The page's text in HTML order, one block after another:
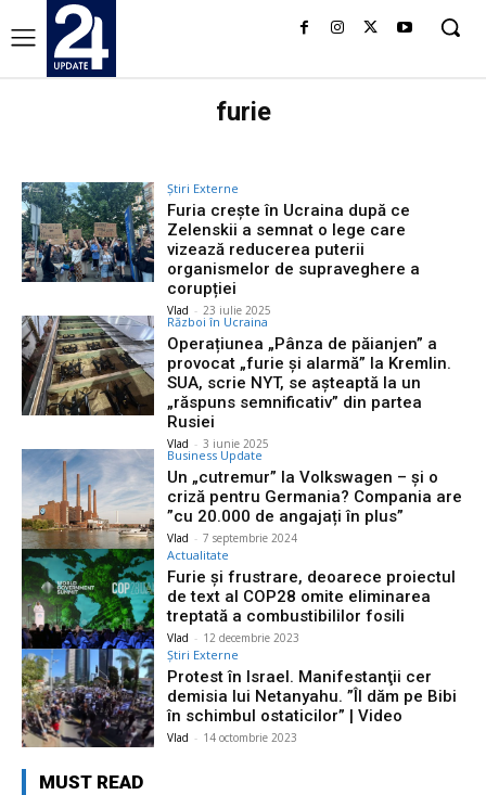
furie
Știri Externe
Furia crește în Ucraina după ce
Zelenskii a semnat o lege care
vizează reducerea puterii
organismelor de supraveghere a
corupției
Vlad - 23 iulie 2025
Război în Ucraina
Operațiunea „Pânza de păianjen” a
provocat „furie și alarmă” la Kremlin.
SUA, scrie NYT, se așteaptă la un
„răspuns semnificativ” din partea
Rusiei
Vlad - 3 iunie 2025
Business Update
Un „cutremur” la Volkswagen – și o
criză pentru Germania? Compania are
”cu 20.000 de angajați în plus”
Vlad - 7 septembrie 2024
Actualitate
Furie și frustrare, deoarece proiectul
de text al COP28 omite eliminarea
treptată a combustibililor fosili
Vlad - 12 decembrie 2023
Știri Externe
Protest în Israel. Manifestanţii cer
demisia lui Netanyahu. ”Îl dăm pe Bibi
în schimbul ostaticilor” | Video
Vlad - 14 octombrie 2023
MUST READ